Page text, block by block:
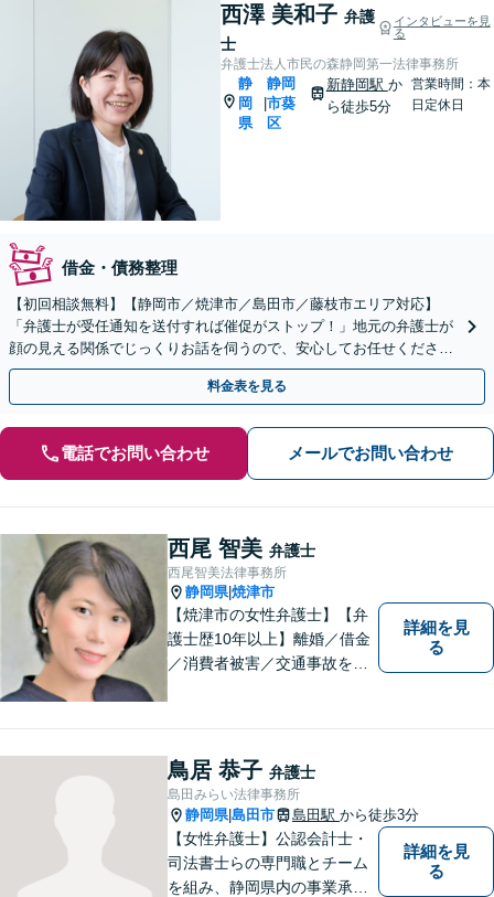
西澤 美和子 弁護
士
インタビューを見
る
弁護士法人市民の森静岡第一法律事務所
静
岡
県
静岡
市葵
区
新静岡駅 か
ら徒歩5分
営業時間：本
日定休日
借金・債務整理
【初回相談無料】【静岡市／焼津市／島田市／藤枝市エリア対応】
「弁護士が受任通知を送付すれば催促がストップ！」地元の弁護士が
顔の見える関係でじっくりお話を伺うので、安心してお任せくださ
い。共に最適な解決を図りましょう「過払い金のご相談対応」
料金表を見る
電話でお問い合わせ メールでお問い合わせ
西尾 智美 弁護士
西尾智美法律事務所
静岡県|焼津市
【焼津市の女性弁護士】【弁
護士歴10年以上】離婚／借金
／消費者被害／交通事故を中
い、解決策を見つけていきま
す。一人で悩まずご相談くだ
さい【駐車場あり】
詳細を見
る
鳥居 恭子 弁護士
島田みらい法律事務所
静岡県|島田市 島田駅 から徒歩3分
【女性弁護士】公認会計士・
司法書士らの専門職とチーム
を組み、静岡県内の事業承継
詳細を見
る